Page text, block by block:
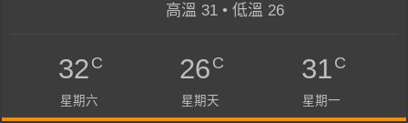
高溫 31 • 低溫 26
32C
星期六
26C
星期天
31C
星期一